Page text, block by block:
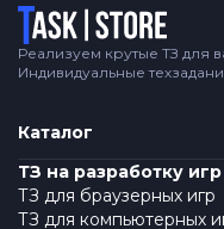
Логотип
Реализуем крутые ТЗ для
Индивидуальные
Каталог
ТЗ на разработку игр
ТЗ для браузерных игр
ТЗ для компьютерных